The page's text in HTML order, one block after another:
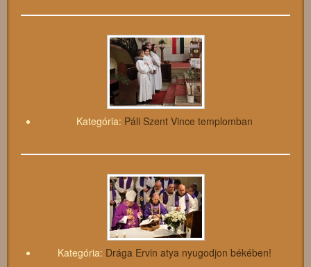
Kategória: Páli Szent Vince templomban
Kategória: Drága Ervin atya nyugodjon békében!